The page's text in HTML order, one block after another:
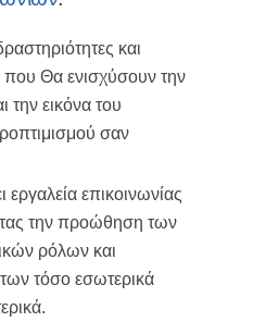
και
που Θα ενισχύσουν την
την εικόνα του
σαν
εργαλεία επικοινωνίας
την προώθηση των
ρόλων και
τόσο εσωτερικά